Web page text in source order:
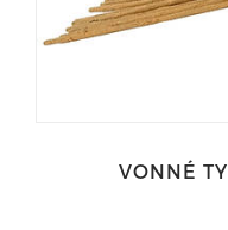
VONNÉ